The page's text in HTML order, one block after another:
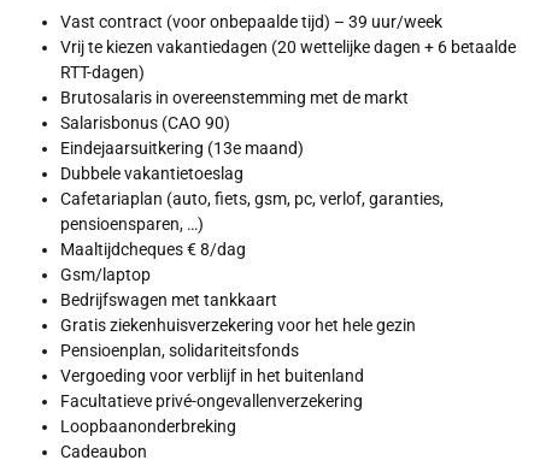
Vast contract (voor onbepaalde tijd) – 39 uur/week
Vrij te kiezen vakantiedagen (20 wettelijke dagen + 6 betaalde
RTT-dagen)
Brutosalaris in overeenstemming met de markt
Salarisbonus (CAO 90)
Eindejaarsuitkering (13e maand)
Dubbele vakantietoeslag
Cafetariaplan (auto, fiets, gsm, pc, verlof, garanties,
pensioensparen, …)
Maaltijdcheques € 8/dag
Gsm/laptop
Bedrijfswagen met tankkaart
Gratis ziekenhuisverzekering voor het hele gezin
Pensioenplan, solidariteitsfonds
Vergoeding voor verblijf in het buitenland
Facultatieve privé-ongevallenverzekering
Loopbaanonderbreking
Cadeaubon